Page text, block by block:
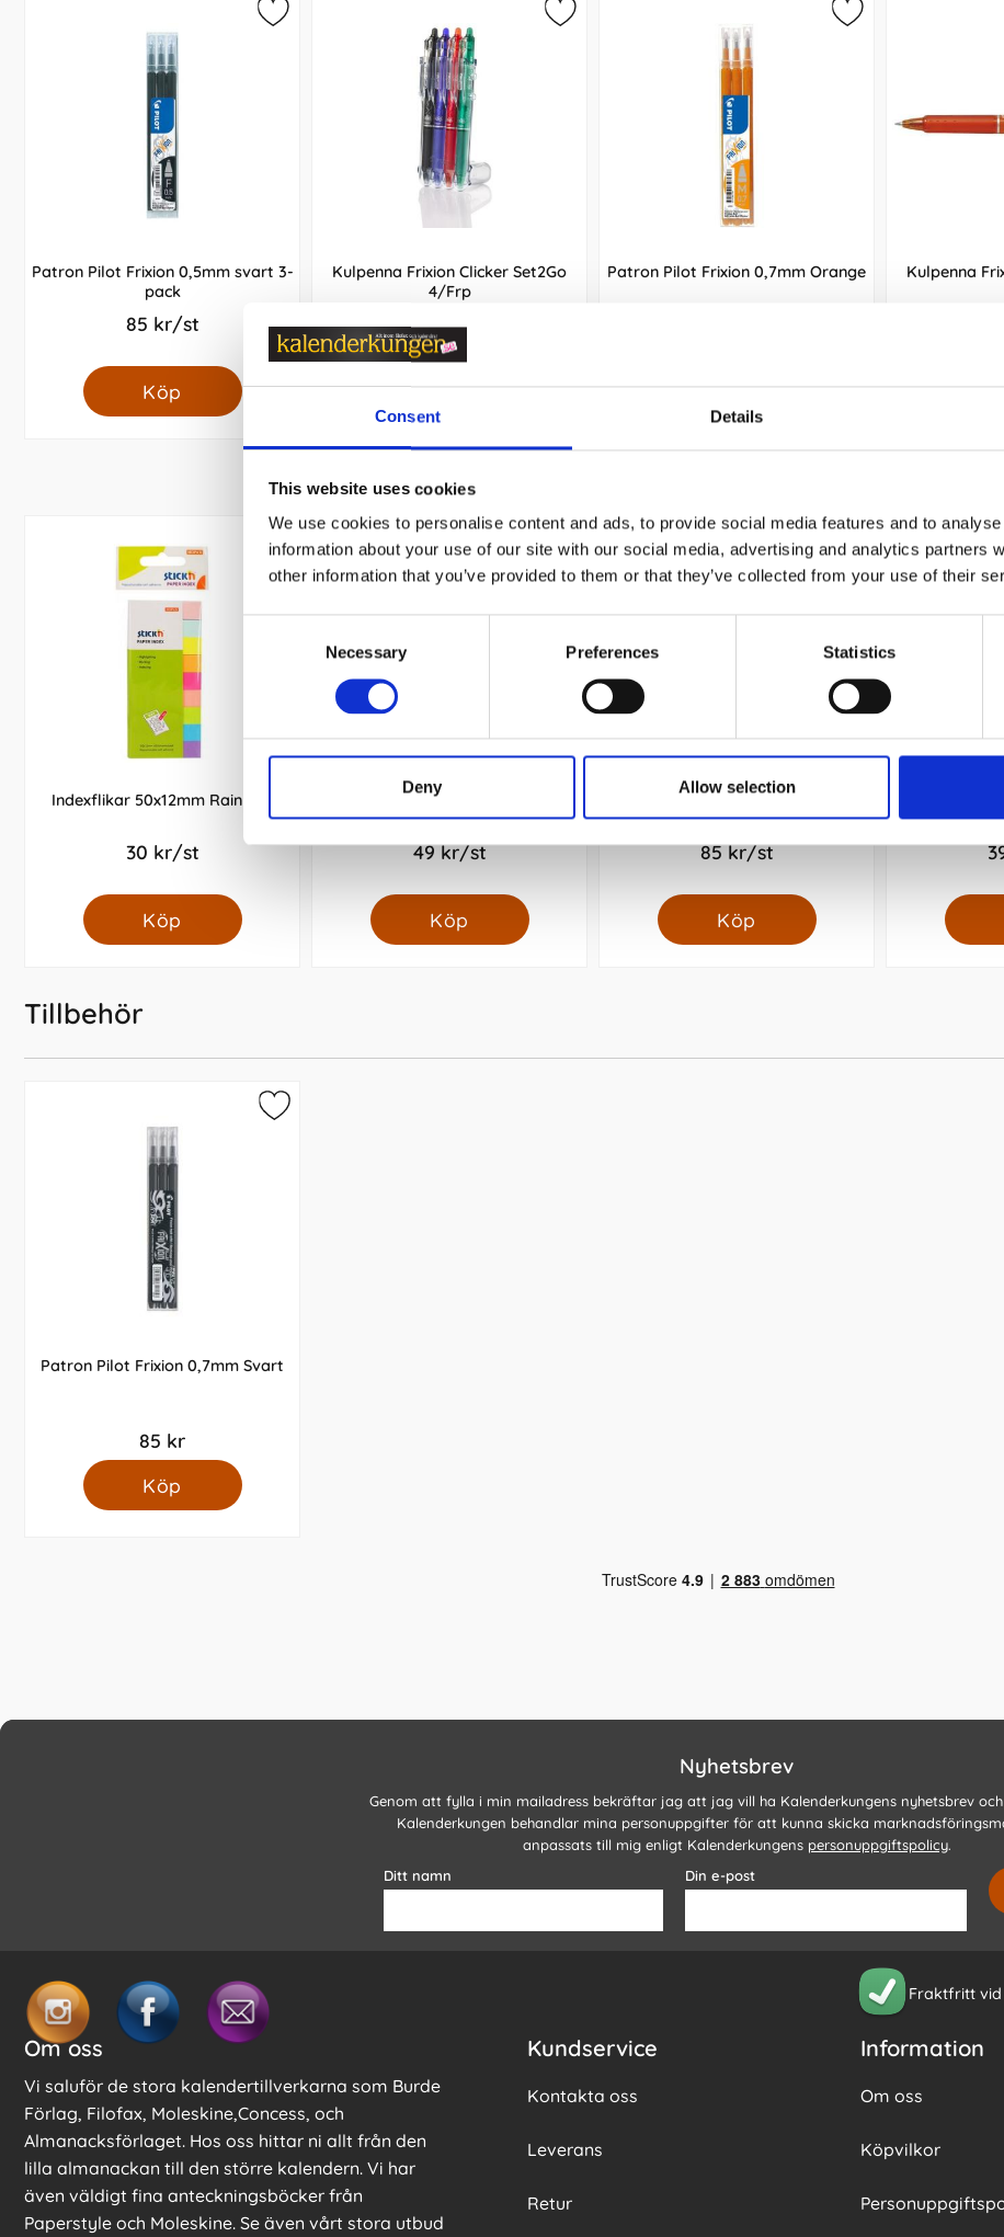
Consent Details
This website uses cookies
We use cookies to personalise content and ads, to provide social media features and to
information about your use of our site with our social media, advertising and analytics partners
other information that you’ve provided to them or that they’ve collected from your use of their
Necessary Preferences Statistics
Deny Allow selection
Patron Pilot Frixion 0,5mm svart 3-
pack
85 kr/st
Köp
Kulpenna Frixion Clicker Set2Go
4/Frp
159 kr/st
Köp
Patron Pilot Frixion 0,7mm Orange
Köp
Kulpenna
Indexflikar 50x12mm Rainbow
30 kr/st
Köp
Korsordspenna Pilot Blå
49 kr/st
Köp
85 kr/st
Köp
Tillbehör
Patron Pilot Frixion 0,7mm Svart
85 kr
Köp
Nyhetsbrev
Genom att fylla i min mailadress bekräftar jag att jag vill ha Kalenderkungens nyhetsbrev
Kalenderkungen behandlar mina personuppgifter för att kunna skicka
anpassats till mig enligt Kalenderkungens personuppgiftspolicy.
Ditt namn
Din e-post
Fraktfritt vid
Om oss
Vi saluför de stora kalendertillverkarna som Burde
Förlag, Filofax, Moleskine,Concess, och
Almanacksförlaget. Hos oss hittar ni allt från den
lilla almanackan till den större kalendern. Vi har
även väldigt fina anteckningsböcker från
Paperstyle och Moleskine. Se även vårt stora utbud
Kundservice
Kontakta oss
Leverans
Retur
Information
Om oss
Köpvilkor